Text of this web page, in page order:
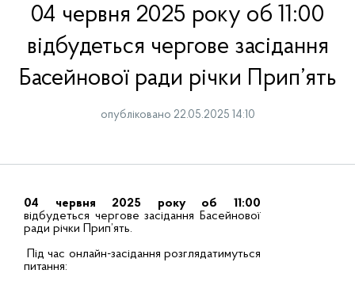
04 червня 2025 року об 11:00
відбудеться чергове засідання
Басейнової ради річки Прип’ять
опубліковано 22.05.2025 14:10
04 червня 2025 року об 11:00
відбудеться чергове засідання Басейнової
ради річки Прип’ять.
Під час онлайн-засідання розглядатимуться
питання: